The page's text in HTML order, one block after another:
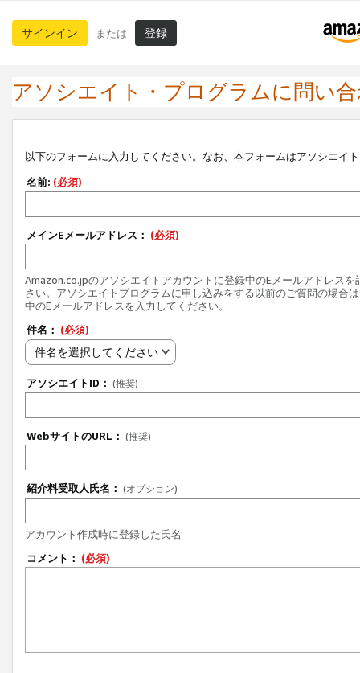
サインイン または 登録
アソシエイト・プログラムに問い
以下のフォームに入力してください。なお、本フォームはアソシエイ
名前: (必須)
メインEメールアドレス： (必須)
Amazon.co.jpのアソシエイトアカウントに登録中のEメールアドレスを
さい。アソシエイトプログラムに申し込みをする以前のご質問の場合
中のEメールアドレスを入力してください。
件名： (必須)
件名を選択してください
アソシエイトID： (推奨)
WebサイトのURL： (推奨)
紹介料受取人氏名： (オプション)
アカウント作成時に登録した氏名
コメント： (必須)